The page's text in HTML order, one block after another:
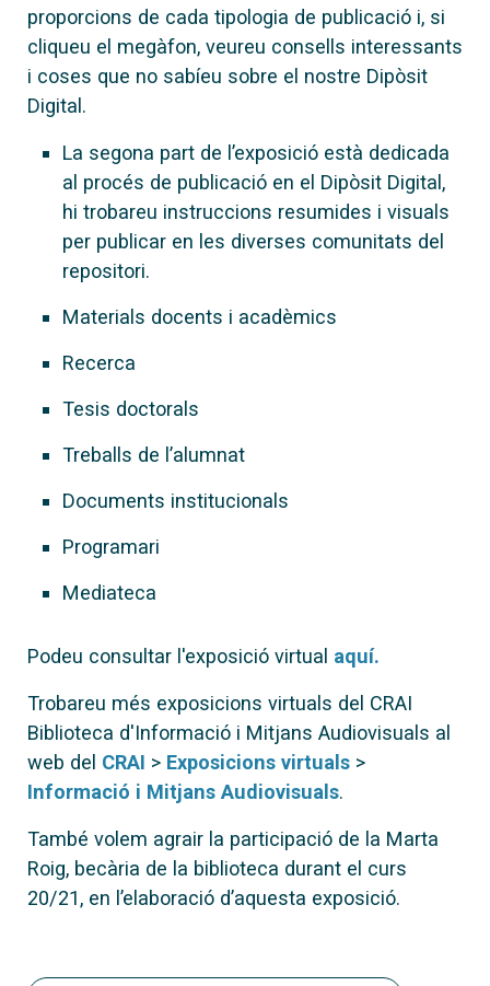
proporcions de cada tipologia de publicació i, si
cliqueu el megàfon, veureu consells interessants
i coses que no sabíeu sobre el nostre Dipòsit
Digital.
La segona part de l’exposició està dedicada
al procés de publicació en el Dipòsit Digital,
hi trobareu instruccions resumides i visuals
per publicar en les diverses comunitats del
repositori.
Materials docents i acadèmics
Recerca
Tesis doctorals
Treballs de l’alumnat
Documents institucionals
Programari
Mediateca
Podeu consultar l'exposició virtual aquí.
Trobareu més exposicions virtuals del CRAI
Biblioteca d'Informació i Mitjans Audiovisuals al
web del CRAI > Exposicions virtuals >
Informació i Mitjans Audiovisuals.
També volem agrair la participació de la Marta
Roig, becària de la biblioteca durant el curs
20/21, en l’elaboració d’aquesta exposició.